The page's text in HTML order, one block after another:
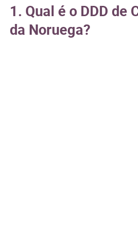
1. Qual é o DDD de
da Noruega?